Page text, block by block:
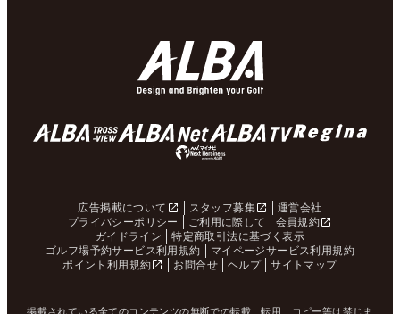
広告掲載について スタッフ募集
運営会社
プライバシーポリシー
ご利用に際して
会員規約
ガイドライン
特定商取引法に基づく表示
ゴルフ場予約サービス利用規約
マイページサービス利用規約
ポイント利用規約
お問合せ ヘルプ サイトマップ
掲載されている全てのコンテンツの無断での転載、転用、コピー等は禁じま